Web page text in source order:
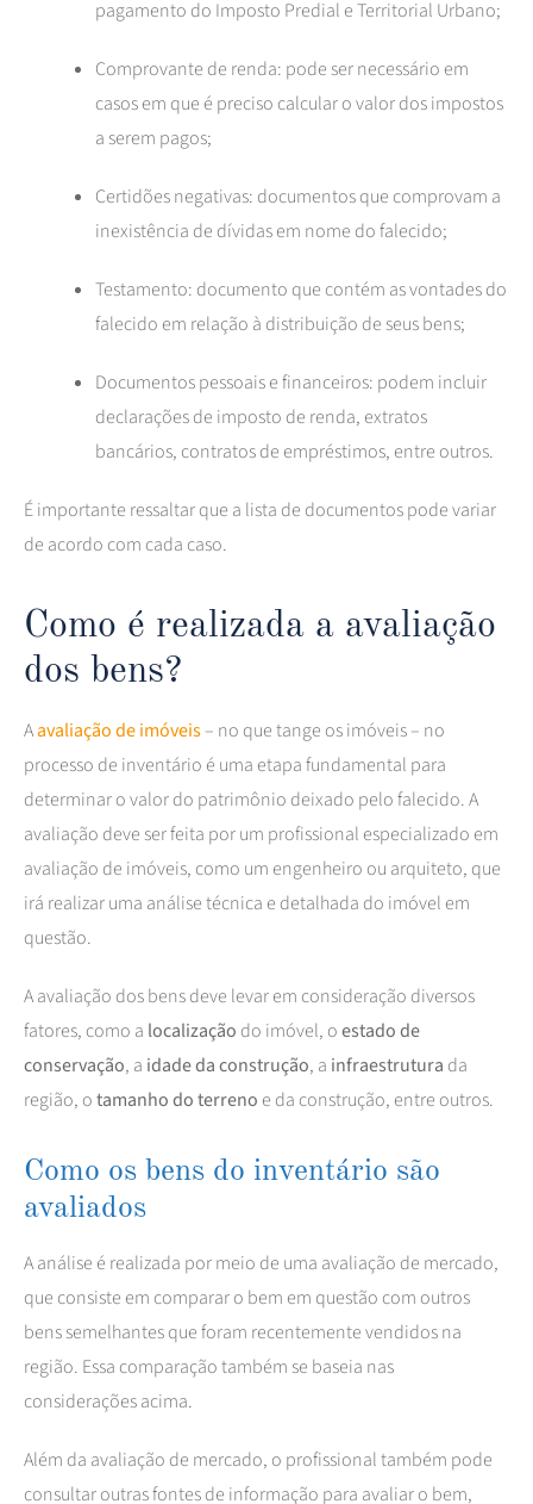
pagamento do Imposto Predial e Territorial Urbano;
Comprovante de renda: pode ser necessário em
casos em que é preciso calcular o valor dos impostos
a serem pagos;
Certidões negativas: documentos que comprovam a
inexistência de dívidas em nome do falecido;
Testamento: documento que contém as vontades do
falecido em relação à distribuição de seus bens;
Documentos pessoais e financeiros: podem incluir
declarações de imposto de renda, extratos
bancários, contratos de empréstimos, entre outros.
É importante ressaltar que a lista de documentos pode variar
de acordo com cada caso.
Como é realizada a avaliação
dos bens?
Aavaliação de imóveis– no que tange os imóveis – no
processo de inventário é uma etapa fundamental para
determinar o valor do patrimônio deixado pelo falecido. A
avaliação deve ser feita por um profissional especializado em
avaliação de imóveis, como um engenheiro ou arquiteto, que
irá realizar uma análise técnica e detalhada do imóvel em
questão.
A avaliação dos bens deve levar em consideração diversos
fatores, como a localização do imóvel, oestado de
conservação, a idade da construção, a infraestrutura da
região, otamanho do terreno e da construção, entre outros.
Como os bens do inventário são
avaliados
A análise é realizada por meio de uma avaliação de mercado,
que consiste em comparar o bem em questão com outros
bens semelhantes que foram recentemente vendidos na
região. Essa comparação também se baseia nas
considerações acima.
Além da avaliação de mercado, o profissional também pode
consultar outras fontes de informação para avaliar o bem,